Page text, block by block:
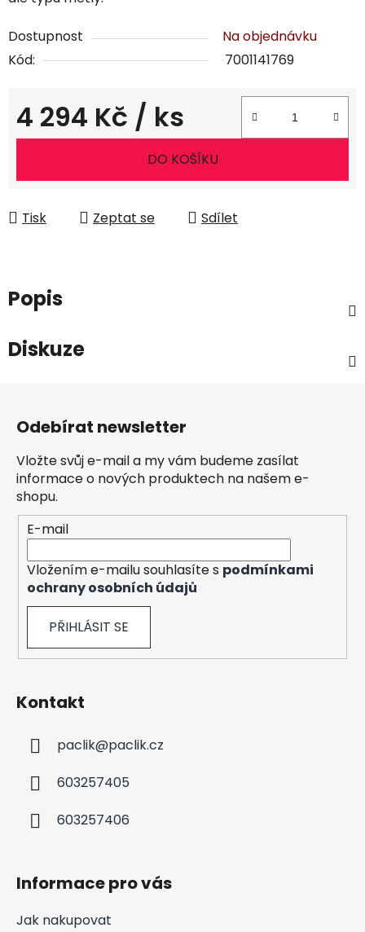
Dostupnost
Na objednávku
Kód:
7001141769
4 294 Kč / ks
Měrná cena:
DO KOŠÍKU
Tisk Zeptat se Sdílet
Popis
Diskuze
Odebírat newsletter
Vložte svůj e-mail a my vám budeme zasílat
informace o nových produktech na našem e-
shopu.
E-mail
Vložením e-mailu souhlasíte s podmínkami
ochrany osobních údajů
PŘIHLÁSIT SE
Kontakt
paclik@paclik.cz
603257405
603257406
Informace pro vás
Jak nakupovat